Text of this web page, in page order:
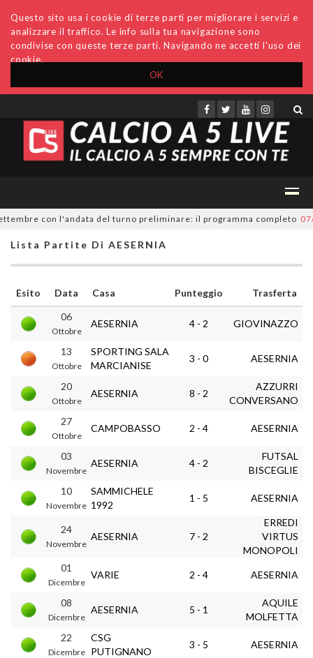
OK
Questo sito usa i cookie di terze parti per migliorare i servizi e
analizzare il traffico. Le info sulla tua navigazione sono
condivise con queste terze parti. Navigando ne accetti l'uso dei
cookie.
Accedi Archivio Invio comunicati Redazione
con l'andata del turno preliminare: il programma completo 07/
Lista Partite Di AESERNIA
Esito Data Casa Punteggio
Trasferta
06
Ottobre
AESERNIA 4 - 2 GIOVINAZZO
13
Ottobre
SPORTING SALA
MARCIANISE
3 - 0 AESERNIA
20
Ottobre
AESERNIA 8 - 2
AZZURRI
CONVERSANO
27
Ottobre
CAMPOBASSO 2 - 4 AESERNIA
03
Novembre
AESERNIA 4 - 2
FUTSAL
BISCEGLIE
10
Novembre
SAMMICHELE
1992
1 - 5 AESERNIA
24
Novembre
AESERNIA 7 - 2
ERREDI
VIRTUS
MONOPOLI
01
Dicembre
VARIE 2 - 4 AESERNIA
08
Dicembre
AESERNIA 5 - 1
AQUILE
MOLFETTA
22
Dicembre
CSG
PUTIGNANO
3 - 5 AESERNIA